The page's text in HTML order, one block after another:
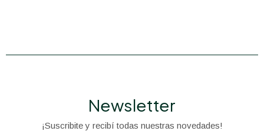
Newsletter
¡Suscribite y recibí todas nuestras novedades!